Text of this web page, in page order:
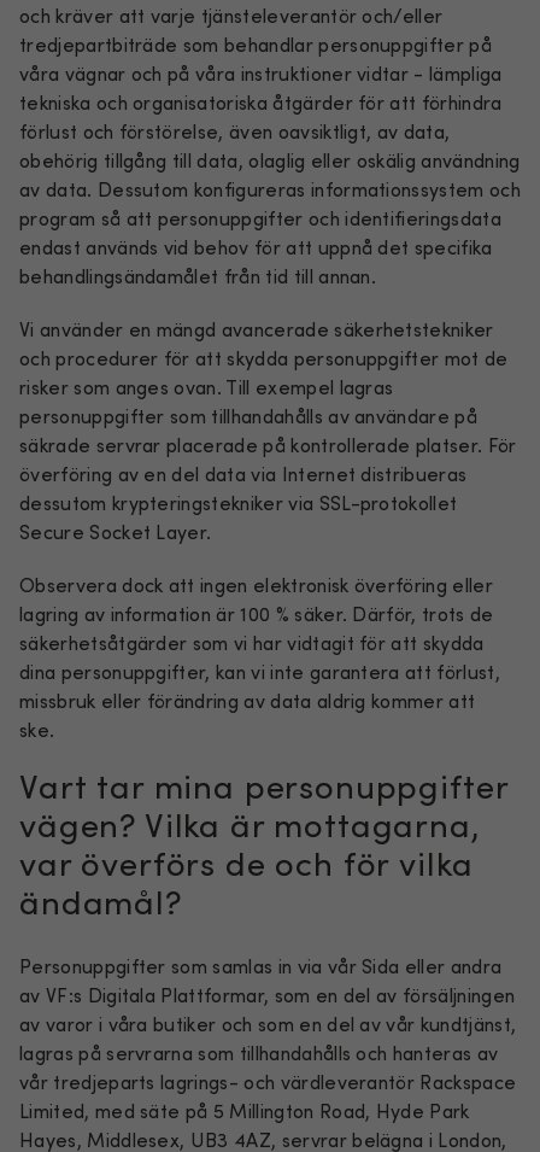
och kräver att varje tjänsteleverantör och/eller
tredjepartbiträde som behandlar personuppgifter på
våra vägnar och på våra instruktioner vidtar - lämpliga
tekniska och organisatoriska åtgärder för att förhindra
förlust och förstörelse, även oavsiktligt, av data,
obehörig tillgång till data, olaglig eller oskälig användning
av data. Dessutom konfigureras informationssystem och
program så att personuppgifter och identifieringsdata
endast används vid behov för att uppnå det specifika
behandlingsändamålet från tid till annan.
Vi använder en mängd avancerade säkerhetstekniker
och procedurer för att skydda personuppgifter mot de
risker som anges ovan. Till exempel lagras
personuppgifter som tillhandahålls av användare på
säkrade servrar placerade på kontrollerade platser. För
överföring av en del data via Internet distribueras
dessutom krypteringstekniker via SSL-protokollet
Secure Socket Layer.
Observera dock att ingen elektronisk överföring eller
lagring av information är 100 % säker. Därför, trots de
säkerhetsåtgärder som vi har vidtagit för att skydda
dina personuppgifter, kan vi inte garantera att förlust,
missbruk eller förändring av data aldrig kommer att
ske.
Vart tar mina personuppgifter
vägen? Vilka är mottagarna,
var överförs de och för vilka
ändamål?
Personuppgifter som samlas in via vår Sida eller andra
av VF:s Digitala Plattformar, som en del av försäljningen
av varor i våra butiker och som en del av vår kundtjänst,
lagras på servrarna som tillhandahålls och hanteras av
vår tredjeparts lagrings- och värdleverantör Rackspace
Limited, med säte på 5 Millington Road, Hyde Park
Hayes, Middlesex, UB3 4AZ, servrar belägna i London,